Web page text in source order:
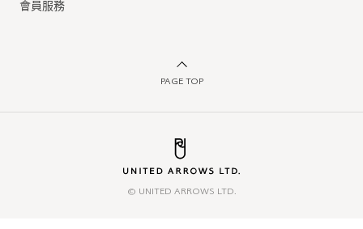
會員服務
PAGE TOP
© UNITED ARROWS LTD.